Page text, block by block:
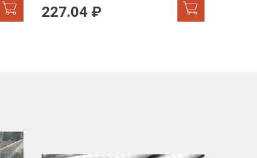
227.04 ₽